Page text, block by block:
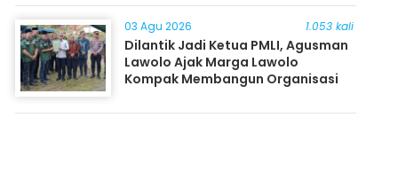
03 Agu 2026 1.053 kali
Dilantik Jadi Ketua PMLI, Agusman
Lawolo Ajak Marga Lawolo
Kompak Membangun Organisasi